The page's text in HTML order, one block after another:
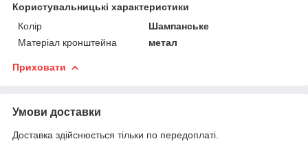
Користувальницькі характеристики
Колір
Шампанське
Матеріал кронштейна
метал
Приховати
Умови доставки
Доставка здійснюється тільки по передоплаті.